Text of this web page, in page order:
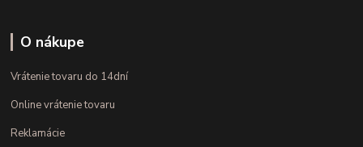
O nákupe
Vrátenie tovaru do 14dní
Online vrátenie tovaru
Reklamácie